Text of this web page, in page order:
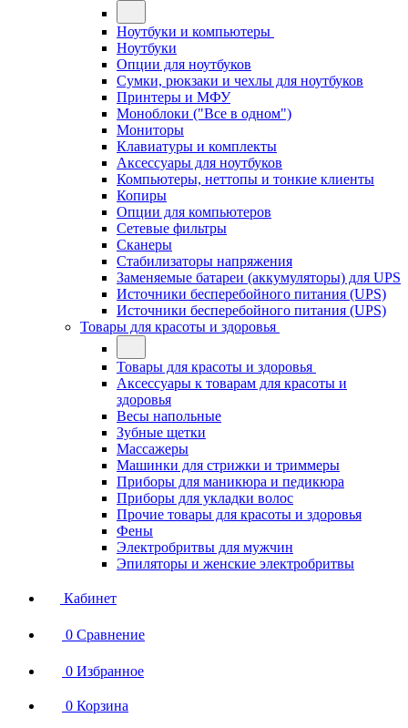
Ноутбуки и компьютеры
Ноутбуки
Опции для ноутбуков
Сумки, рюкзаки и чехлы для ноутбуков
Принтеры и МФУ
Моноблоки ("Все в одном")
Мониторы
Клавиатуры и комплекты
Аксессуары для ноутбуков
Компьютеры, неттопы и тонкие клиенты
Копиры
Опции для компьютеров
Сетевые фильтры
Сканеры
Стабилизаторы напряжения
Заменяемые батареи (аккумуляторы) для UPS
Источники бесперебойного питания (UPS)
Источники бесперебойного питания (UPS)
Товары для красоты и здоровья
Товары для красоты и здоровья
Аксессуары к товарам для красоты и
здоровья
Весы напольные
Зубные щетки
Массажеры
Машинки для стрижки и триммеры
Приборы для маникюра и педикюра
Приборы для укладки волос
Прочие товары для красоты и здоровья
Фены
Электробритвы для мужчин
Эпиляторы и женские электробритвы
Кабинет
0 Сравнение
0 Избранное
0 Корзина